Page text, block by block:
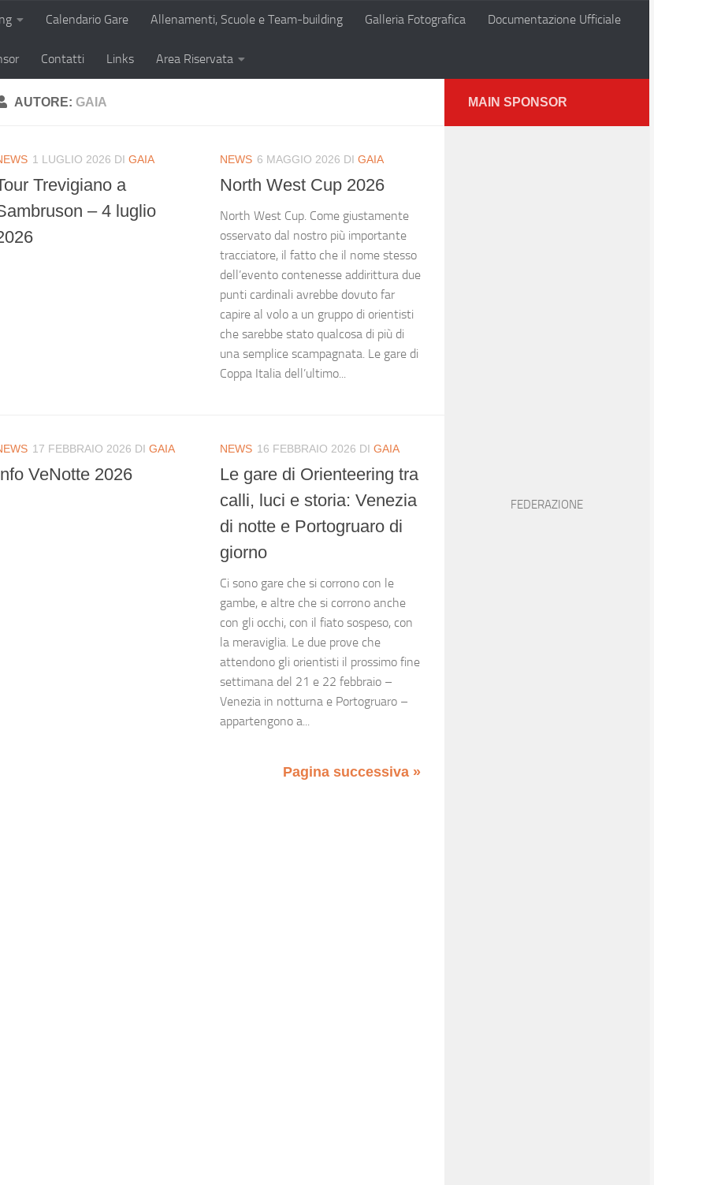
Calendario Gare Allenamenti, Scuole e Team-building Galleria Fotografica Documentazione Ufficiale
Contatti Links Area Riservata
AUTORE: GAIA
1 LUGLIO 2026 DI GAIA
Trevigiano a
– 4 luglio
NEWS 6 MAGGIO 2026 DI GAIA
North West Cup 2026
North West Cup. Come giustamente
osservato dal nostro più importante
tracciatore, il fatto che il nome stesso
dell’evento contenesse addirittura due
punti cardinali avrebbe dovuto far
capire al volo a un gruppo di orientisti
che sarebbe stato qualcosa di più di
una semplice scampagnata. Le gare di
Coppa Italia dell’ultimo...
17 FEBBRAIO 2026 DI GAIA
VeNotte 2026
NEWS 16 FEBBRAIO 2026 DI GAIA
Le gare di Orienteering tra
calli, luci e storia: Venezia
di notte e Portogruaro di
giorno
Ci sono gare che si corrono con le
gambe, e altre che si corrono anche
con gli occhi, con il fiato sospeso, con
la meraviglia. Le due prove che
attendono gli orientisti il prossimo fine
settimana del 21 e 22 febbraio –
Venezia in notturna e Portogruaro –
appartengono a...
Pagina successiva »
MAIN SPONSOR
FEDERAZIONE